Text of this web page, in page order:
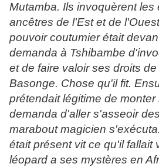
Mutamba. Ils invoquèrent les
ancêtres de l'Est et de
pouvoir coutumier était
demanda à Tshibambe
et de faire valoir ses droits
Basonge. Chose qu'il fit.
prétendait légitime de
demanda d'aller s'asseoir
marabout magicien
était présent vit ce qu'il fallait
léopard a ses mystères en